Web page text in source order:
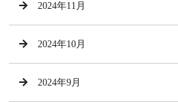
2024年11月
2024年10月
2024年9月